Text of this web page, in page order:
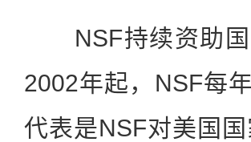
NSF持续资助国
2002年起，NSF每
代表是NSF对美国